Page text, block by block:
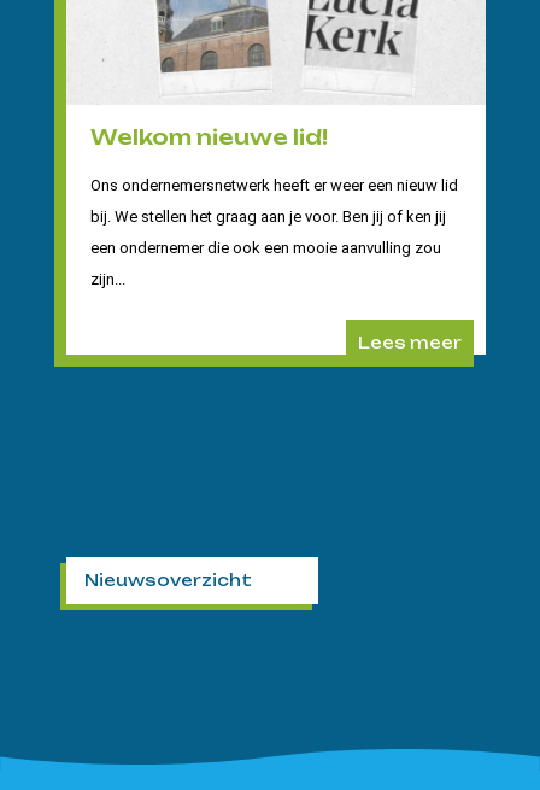
Welkom nieuwe lid!
Ons ondernemersnetwerk heeft er weer een nieuw lid
bij. We stellen het graag aan je voor. Ben jij of ken jij
een ondernemer die ook een mooie aanvulling zou
zijn...
Lees meer
Nieuwsoverzicht